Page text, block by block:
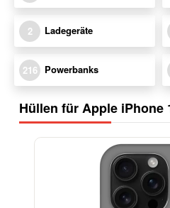
2 Ladegeräte
216 Powerbanks
Hüllen für Apple iPhone